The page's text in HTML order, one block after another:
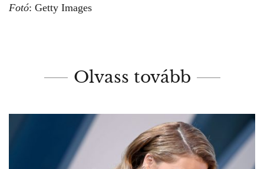
Fotó: Getty Images
Olvass tovább